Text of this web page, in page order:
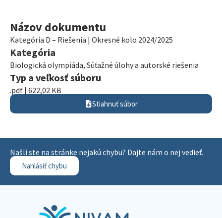
Názov dokumentu
Kategória D – Riešenia | Okresné kolo 2024/2025
Kategória
Biologická olympiáda, Súťažné úlohy a autorské riešenia
Typ a veľkosť súboru
.pdf | 622,02 KB
Stiahnuť súbor
Našli ste na stránke nejakú chybu? Dajte nám o nej vedieť.
Nahlásiť chybu